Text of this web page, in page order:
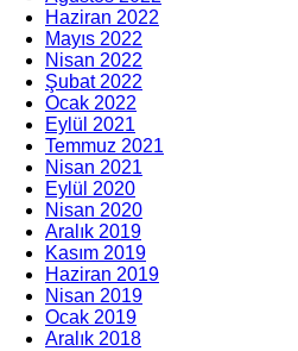
Haziran 2022
Mayıs 2022
Nisan 2022
Şubat 2022
Ocak 2022
Eylül 2021
Temmuz 2021
Nisan 2021
Eylül 2020
Nisan 2020
Aralık 2019
Kasım 2019
Haziran 2019
Nisan 2019
Ocak 2019
Aralık 2018